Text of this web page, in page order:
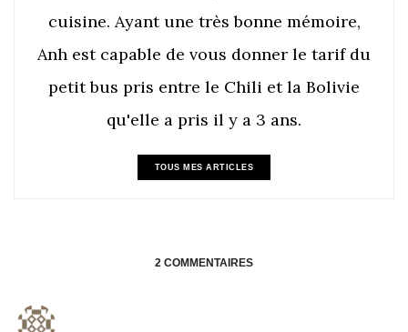
cuisine. Ayant une très bonne mémoire,
Anh est capable de vous donner le tarif du
petit bus pris entre le Chili et la Bolivie
qu'elle a pris il y a 3 ans.
TOUS MES ARTICLES
2 COMMENTAIRES